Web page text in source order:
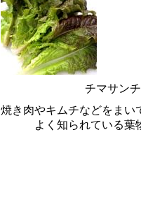
チマサン
焼き肉やキムチなどをまい
よく知られている葉